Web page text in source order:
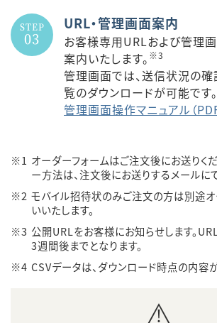
STEP
03
URL・管理画面案内
お客様専用URLおよび管理
案内いたします。 ※3
管理画面では、送信状況の
覧のダウンロードが可能です。
管理画面操作マニュアル（
※1 オーダーフォームはご注文後にお送りく
ー方法は、注文後にお送りするメールに
※2 モバイル招待状のみご注文の方は別途
いいたします。
※3 公開URLをお客様にお知らせします。
3週間後までとなります。
※4 CSVデータは、ダウンロード時点の内容